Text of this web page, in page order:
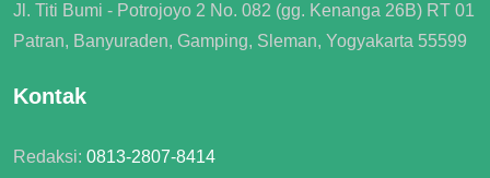
Jl. Titi Bumi - Potrojoyo 2 No. 082 (gg. Kenanga 26B) RT 01
Patran, Banyuraden, Gamping, Sleman, Yogyakarta 55599
Kontak
Redaksi: 0813-2807-8414